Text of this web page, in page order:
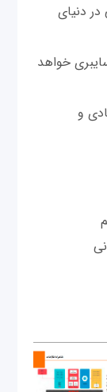
دنیای
خواهد
و